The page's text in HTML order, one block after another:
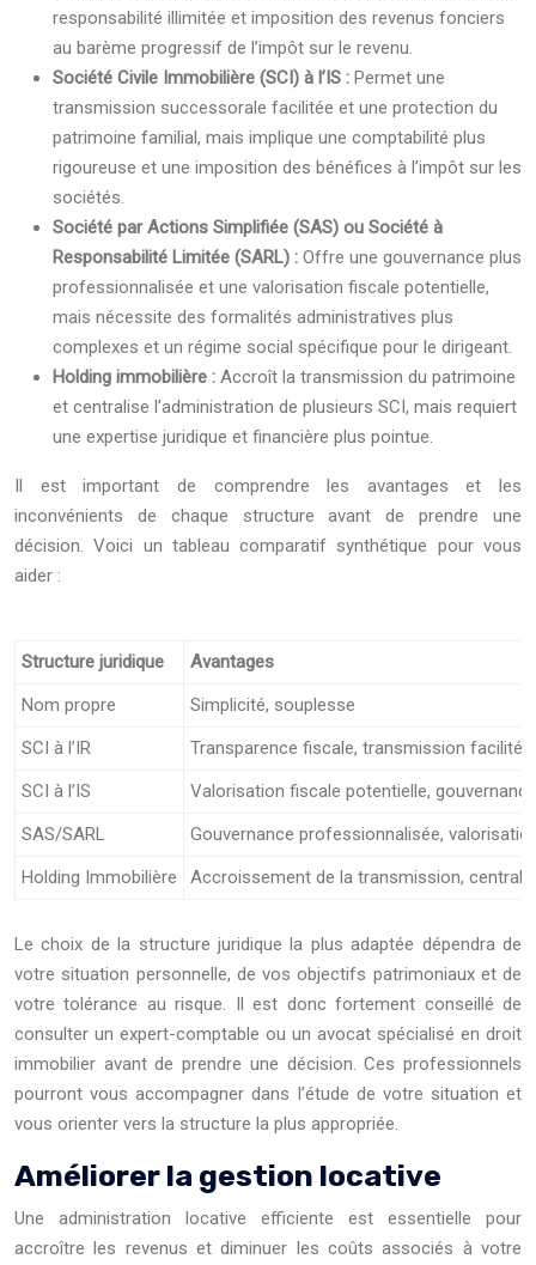
responsabilité illimitée et imposition des revenus fonciers
au barème progressif de l’impôt sur le revenu.
Société Civile Immobilière (SCI) à l’IS : Permet une
transmission successorale facilitée et une protection du
patrimoine familial, mais implique une comptabilité plus
rigoureuse et une imposition des bénéfices à l’impôt sur les
sociétés.
Société par Actions Simplifiée (SAS) ou Société à
Responsabilité Limitée (SARL) : Offre une gouvernance plus
professionnalisée et une valorisation fiscale potentielle,
mais nécessite des formalités administratives plus
complexes et un régime social spécifique pour le dirigeant.
Holding immobilière : Accroît la transmission du patrimoine
et centralise l’administration de plusieurs SCI, mais requiert
une expertise juridique et financière plus pointue.
Il est important de comprendre les avantages et les
inconvénients de chaque structure avant de prendre une
décision. Voici un tableau comparatif synthétique pour vous
aider :
Structure juridique
Avantages
Nom propre
Simplicité, souplesse
SCI à l’IR
Transparence fiscale, transmission facilitée
SCI à l’IS
Valorisation fiscale potentielle,
SAS/SARL
Gouvernance professionnalisée,
Holding Immobilière
Accroissement de la transmission,
Le choix de la structure juridique la plus adaptée dépendra de
votre situation personnelle, de vos objectifs patrimoniaux et de
votre tolérance au risque. Il est donc fortement conseillé de
consulter un expert-comptable ou un avocat spécialisé en droit
immobilier avant de prendre une décision. Ces professionnels
pourront vous accompagner dans l’étude de votre situation et
vous orienter vers la structure la plus appropriée.
Améliorer la gestion locative
Une administration locative efficiente est essentielle pour
accroître les revenus et diminuer les coûts associés à votre